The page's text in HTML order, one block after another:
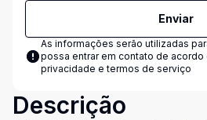
Enviar
As informações serão utilizadas
possa entrar em contato de acordo
privacidade e termos de serviço
Descrição